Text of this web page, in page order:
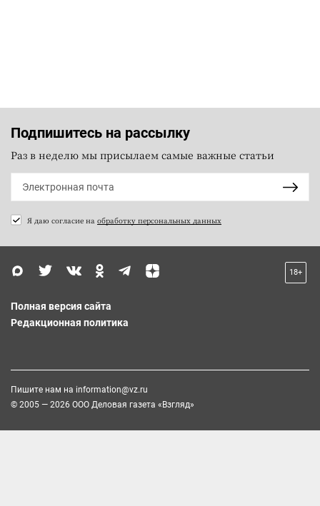
Подпишитесь на рассылку
Раз в неделю мы присылаем самые важные статьи
Я даю согласие на обработку персональных данных
18+
Полная версия сайта
Редакционная политика
Пишите нам на information@vz.ru
© 2005 — 2026 ООО Деловая газета «Взгляд»